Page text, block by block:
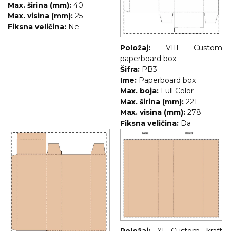
Max. širina (mm): 40
Max. visina (mm): 25
Fiksna veličina: Ne
Položaj:
VIII Custom
paperboard box
Šifra: PB3
Ime: Paperboard box
Max. boja: Full Color
Max. širina (mm): 221
Max. visina (mm): 278
Fiksna veličina: Da